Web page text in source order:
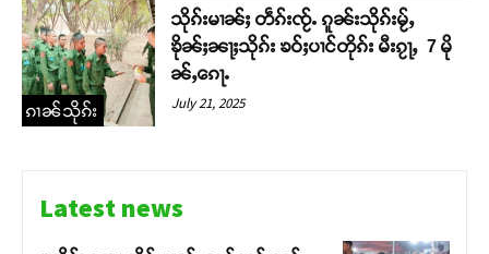
ၵၢၼ်သိုၵ်း
သိုၵ်းမၢၼ်ႈ တဵၵ်းၸႂ်ႉ ၵူၼ်းသိုၵ်းမႂ်ႇ
ၶိုၼ်ႈၼႃႈသိုၵ်း ၶဝ်ႈပၢင်တိုၵ်း မီးၵႂႃႇ 7 မို
ၼ်ႇၵေႃႉ
July 21, 2025
Latest news